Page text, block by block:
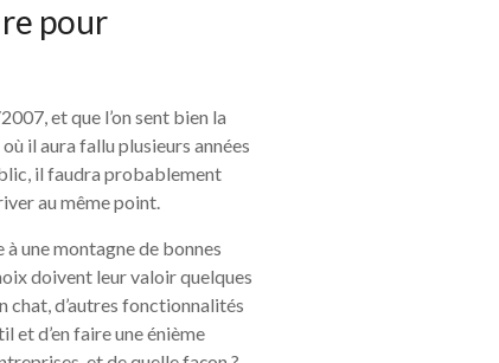
pour
et que l’on sent bien la
il aura fallu plusieurs années
il faudra probablement
au même point.
à une montagne de bonnes
doivent leur valoir quelques
chat, d’autres fonctionnalités
et d’en faire une énième